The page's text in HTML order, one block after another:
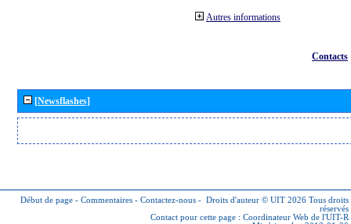
Autres informations
Contacts
[Newsflashes]
Début de page - Commentaires - Contactez-nous - Droits d'auteur © UIT 2026 Tous droits
réservés
Contact pour cette page : Coordinateur Web de l'UIT-R